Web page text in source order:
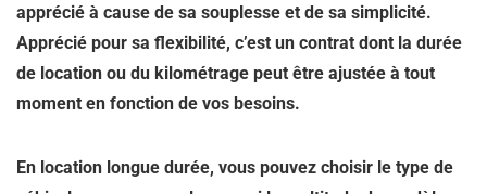
apprécié à cause de sa souplesse et de sa simplicité.
Apprécié pour sa flexibilité, c’est un contrat dont la durée
de location ou du kilométrage peut être ajustée à tout
moment en fonction de vos besoins.
En location longue durée, vous pouvez choisir le type de